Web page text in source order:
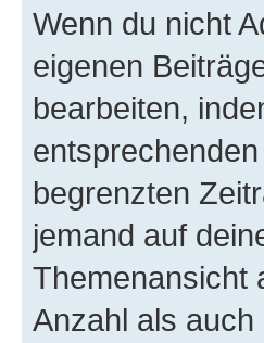
Wenn du nicht
eigenen
bearbeiten,
begrenzten
jemand auf
Themenansicht
Anzahl als